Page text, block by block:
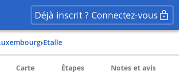
Déjà inscrit ? Connectez-vous
luxembourg› etalle
Carte Étapes Notes et avis